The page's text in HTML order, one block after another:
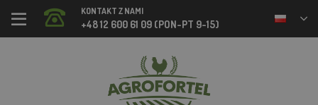
KONTAKT Z NAMI
+48 12 600 61 09 (PON-PT 9-15)